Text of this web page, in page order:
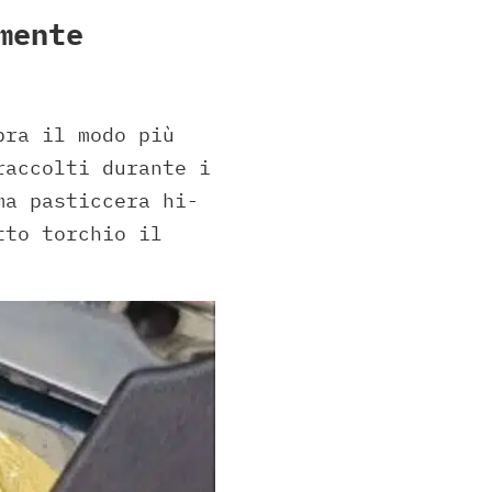
il modo più
durante i
pasticcera hi-
torchio il